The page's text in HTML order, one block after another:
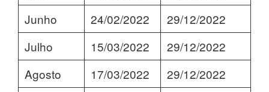
Junho
24/02/2022
29/12/2022
Julho
15/03/2022
29/12/2022
Agosto
17/03/2022
29/12/2022